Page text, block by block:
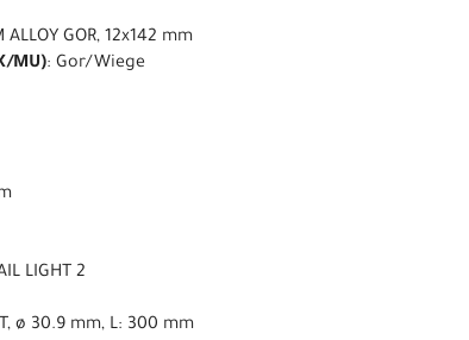
ALLOY GOR, 12x142 mm
MU): Gor/Wiege
LIGHT 2
ø 30.9 mm, L: 300 mm